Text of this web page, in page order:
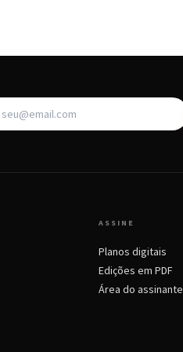
ASSINE
Planos digitais
Edições em PDF
Área do assinante